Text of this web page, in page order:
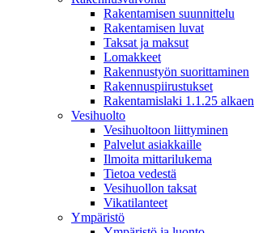
Rakentamisen suunnittelu
Rakentamisen luvat
Taksat ja maksut
Lomakkeet
Rakennustyön suorittaminen
Rakennuspiirustukset
Rakentamislaki 1.1.25 alkaen
Vesihuolto
Vesihuoltoon liittyminen
Palvelut asiakkaille
Ilmoita mittarilukema
Tietoa vedestä
Vesihuollon taksat
Vikatilanteet
Ympäristö